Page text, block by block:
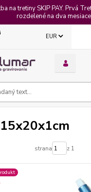
na tretiny SKIP PAY. Prvá
rozdelené na dva
EUR
strana z 1